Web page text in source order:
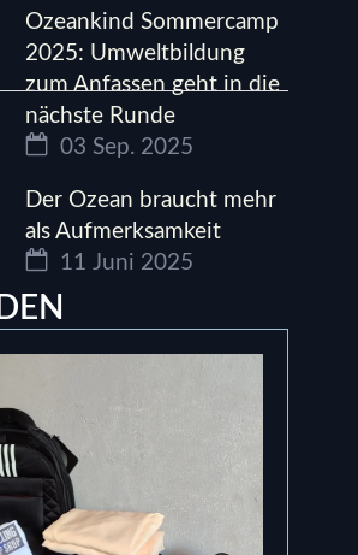
Ozeankind Sommercamp
2025: Umweltbildung
zum Anfassen geht in die
nächste Runde
03 Sep. 2025
Der Ozean braucht mehr
als Aufmerksamkeit
11 Juni 2025